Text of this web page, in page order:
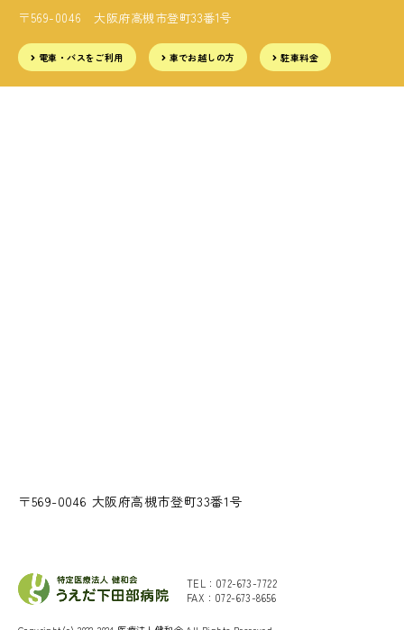
〒569-0046 大阪府高槻市登町33番1号
電車・バスをご利用 車でお越しの方 駐車料金
〒569-0046 大阪府高槻市登町33番1号
TEL： 072-673-7722
FAX：072-673-8656